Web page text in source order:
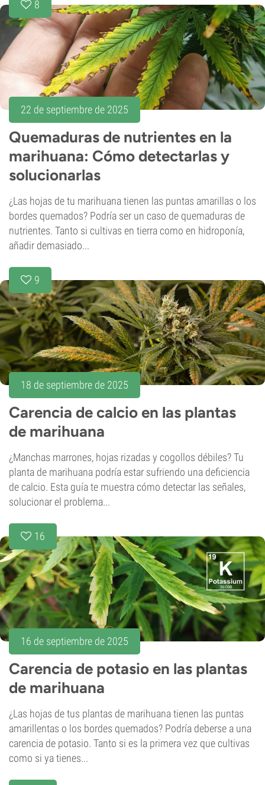
8
22 de septiembre de 2025
Quemaduras de nutrientes en la
marihuana: Cómo detectarlas y
solucionarlas
¿Las hojas de tu marihuana tienen las puntas amarillas o los
bordes quemados? Podría ser un caso de quemaduras de
nutrientes. Tanto si cultivas en tierra como en hidroponía,
añadir demasiado...
9
18 de septiembre de 2025
Carencia de calcio en las plantas
de marihuana
¿Manchas marrones, hojas rizadas y cogollos débiles? Tu
planta de marihuana podría estar sufriendo una deficiencia
de calcio. Esta guía te muestra cómo detectar las señales,
solucionar el problema...
16
16 de septiembre de 2025
Carencia de potasio en las plantas
de marihuana
¿Las hojas de tus plantas de marihuana tienen las puntas
amarillentas o los bordes quemados? Podría deberse a una
carencia de potasio. Tanto si es la primera vez que cultivas
como si ya tienes...